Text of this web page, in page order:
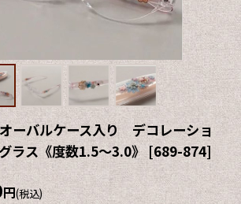
ーバルケース入り デコレーショ
ラス《度数1.5〜3.0》[689-874]
円(税込)